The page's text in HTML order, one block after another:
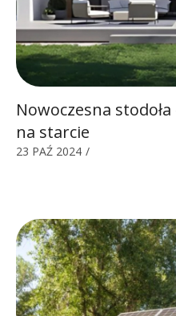
Nowoczesna
na starcie
23 PAŹ 2024 /